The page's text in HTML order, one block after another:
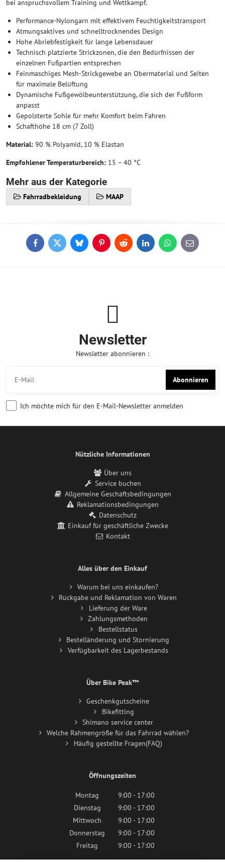
bei anspruchsvollem Training und Wettkampf.
Performance-Nylongarn mit effektivem Feuchtigkeitstransport
Atmungsaktives und schnelltrocknendes Design
Hohe Abriebfestigkeit für lange Lebensdauer
Technisch platzierte Strickzonen, die den Bedürfnissen der
einzelnen Fußpartien entsprechen
Feinmaschiges Mesh-Strickgewebe an Obermaterial und Seiten
für maximale Belüftung
Dynamische Fußgewölbeunterstützung, die sich der Fußform
anpasst
Gepolsterte Sohle für mehr Komfort beim Fahren
Schafthöhe 18 cm (7 Zoll)
Material: 90 % Polyamid, 10 % Elastan
Empfohlener Temperaturbereich: 15 – 40 °C
Mehr aus der Kategorie
Fahrradbekleidung MAAP
FacebookTwitterBlueskyPinterestReddit LinkedInWhatsApp
E-
mail
Newsletter
Newsletter abonnieren :
Abonnieren
Ich möchte mich für den E-Mail-Newsletter anmelden
Nützliche Informationen
Über uns
Service buchen
Allgemeine Geschäftsbedingungen
Reklamationsbedingungen
Datenschutz
Einkauf für geschäftliche Zwecke
Kontakt
Alles über den Einkauf
Warum bei uns einkaufen?
Rückgabe und Reklamation von Waren
Lieferung der Ware
Zahlungsmethoden
Bestellstatus
Bestelländerung und Stornierung
Verfügbarkeit des Lagerbestands
Über Bike Peak™
Geschenkgutscheine
Bikefitting
Shimano service center
Welche Rahmengröße für das Fahrrad wählen?
Häufig gestellte Fragen(FAQ)
Öffnungszeiten
Montag
9:00 - 17:00
Dienstag
9:00 - 17:00
Mittwoch
9:00 - 17:00
Donnerstag
9:00 - 17:00
Freitag
9:00 - 17:00